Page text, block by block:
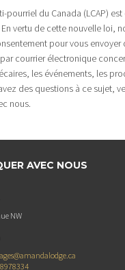
pourriel du Canada (LCAP)
vertu de cette nouvelle loi,
pour vous envoyer
courrier électronique
les événements, les
des questions à ce sujet,
nous.
AVEC NOUS
NW